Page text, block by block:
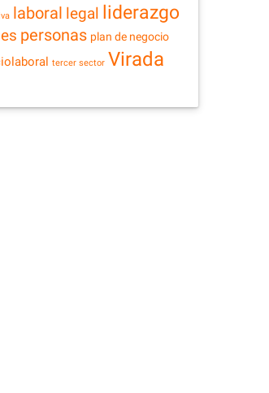
laboral legal liderazgo
personas plan de negocio
tercer sector Virada